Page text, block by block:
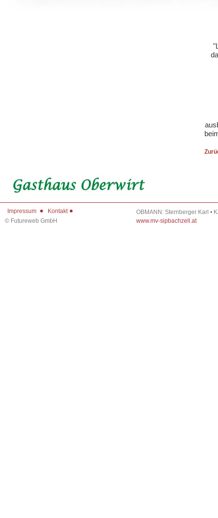
Impressum Kontakt
OBMANN: Sternberger Karl •
www.mv-sipbachzell.at
© Futureweb GmbH